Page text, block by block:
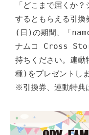
「どこまで届くか
するともらえる引
(日)の期間、「
ナムコ Cross
持ちください。連
種)をプレゼントしま
※引換券、連動特典